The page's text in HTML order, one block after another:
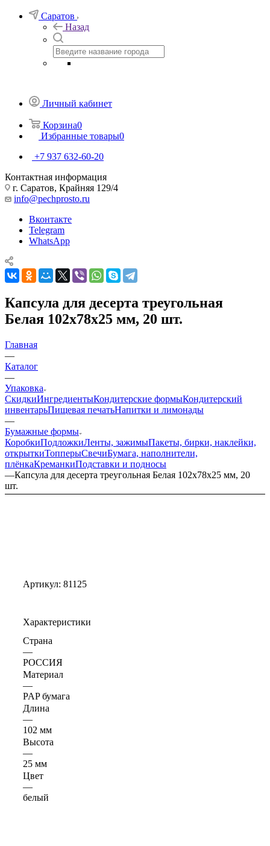
Саратов
Назад
Личный кабинет
Корзина0
Избранные товары0
+7 937 632-60-20
Контактная информация
г. Саратов, Крайняя 129/4
info@pechprosto.ru
Вконтакте
Telegram
WhatsApp
Капсула для десерта треугольная
Белая 102х78х25 мм, 20 шт.
Главная
—
Каталог
—
Упаковка
СкидкиИнгредиентыКондитерские формыКондитерский
инвентарьПищевая печатьНапитки и лимонады
—
Бумажные формы
КоробкиПодложкиЛенты, зажимыПакеты, бирки, наклейки,
открыткиТопперыСвечиБумага, наполнители,
плёнкаКреманкиПодставки и подносы
—Капсула для десерта треугольная Белая 102х78х25 мм, 20
шт.
Артикул: 81125
Характеристики
Страна
—
РОССИЯ
Материал
—
PAP бумага
Длина
—
102 мм
Высота
—
25 мм
Цвет
—
белый